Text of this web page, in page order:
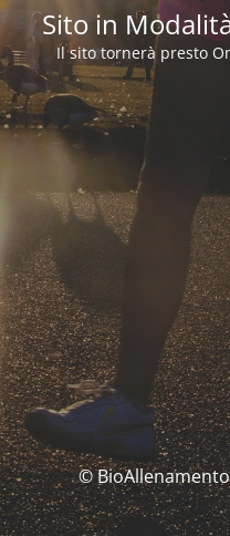
Sito in
Il sito tornerà presto
©